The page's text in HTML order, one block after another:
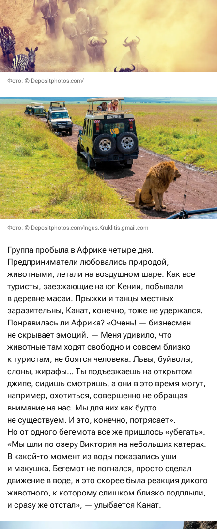
Фото: © Depositphotos.com/
Фото: © Depositphotos.com/Ingus.Kruklitis.gmail.com
Группа пробыла в Африке четыре дня.
Предприниматели любовались природой,
животными, летали на воздушном шаре. Как все
туристы, заезжающие на юг Кении, побывали
в деревне масаи. Прыжки и танцы местных
заразительны, Канат, конечно, тоже не удержался.
Понравилась ли Африка? «Очень! — бизнесмен
не скрывает эмоций. — Меня удивило, что
животные там ходят свободно и совсем близко
к туристам, не боятся человека. Львы, буйволы,
слоны, жирафы… Ты подъезжаешь на открытом
джипе, сидишь смотришь, а они в это время могут,
например, охотиться, совершенно не обращая
внимание на нас. Мы для них как будто
не существуем. И это, конечно, потрясает».
Но от одного бегемота все же пришлось «убегать».
«Мы шли по озеру Виктория на небольших катерах.
В какой-то момент из воды показались уши
и макушка. Бегемот не погнался, просто сделал
движение в воде, и это скорее была реакция дикого
животного, к которому слишком близко подплыли,
и сразу же отстал», — улыбается Канат.